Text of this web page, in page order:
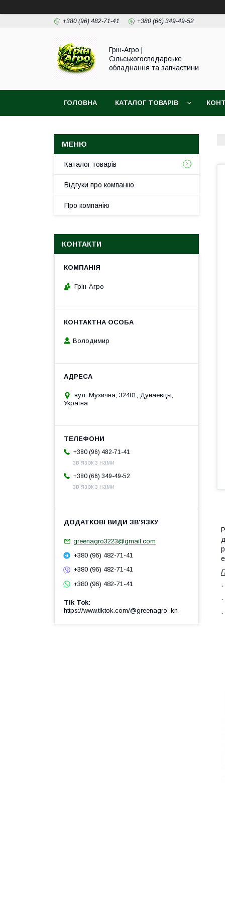
+380 (96) 482-71-41 +380 (66) 349-49-52
Грін-Агро |
Сільськогосподарське
обладнання та запчастини
ГОЛОВНА КАТАЛОГ ТОВАРІВ
Каталог товарів
Відгуки про компанію
Про компанію
КОНТАКТИ
Грін-Агро
Володимир
вул. Музична, 32401, Дунаевцы,
Україна
+380 (96) 482-71-41
зв'язок з нами
+380 (66) 349-49-52
зв'язок з нами
greenagro3223@gmail.com
+380 (96) 482-71-41
+380 (96) 482-71-41
+380 (96) 482-71-41
Tik Tok
https://www.tiktok.com/@greenagro_kh